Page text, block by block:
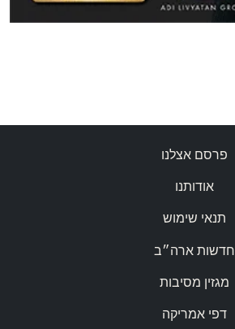
פרסם אצלנו
אודותנו
תנאי שימוש
חדשות ארה״ב
מגזין מסיבות
דפי אמריקה